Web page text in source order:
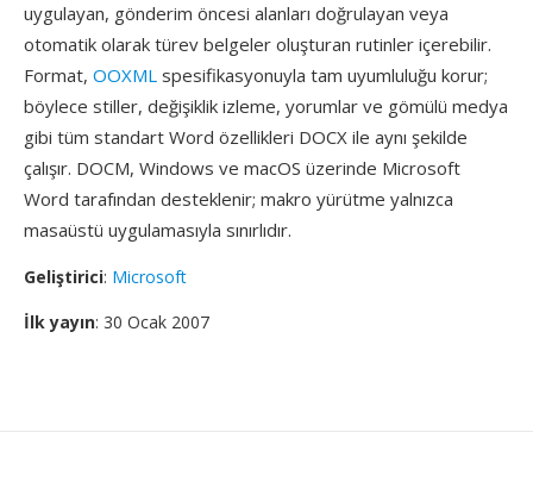
uygulayan, gönderim öncesi alanları doğrulayan veya
otomatik olarak türev belgeler oluşturan rutinler içerebilir.
Format, OOXML spesifikasyonuyla tam uyumluluğu korur;
böylece stiller, değişiklik izleme, yorumlar ve gömülü medya
gibi tüm standart Word özellikleri DOCX ile aynı şekilde
çalışır. DOCM, Windows ve macOS üzerinde Microsoft
Word tarafından desteklenir; makro yürütme yalnızca
masaüstü uygulamasıyla sınırlıdır.
Geliştirici: Microsoft
İlk yayın: 30 Ocak 2007